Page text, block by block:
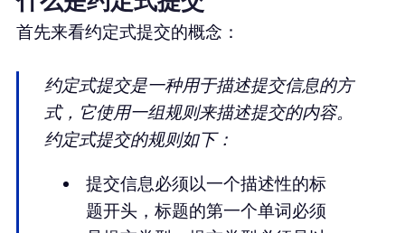
首先来看约定式提交的概念：
约定式提交是一种用于描述提交信息的方
式，它使用一组规则来描述提交的内容。
约定式提交的规则如下：
提交信息必须以一个描述性的标
题开头，标题的第一个单词必须